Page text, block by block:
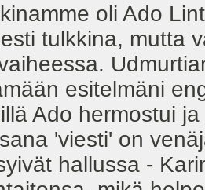
oli Ado
tulkkina, mutta
esitelmäni
Ado hermostui
'viesti' on
hallussa -